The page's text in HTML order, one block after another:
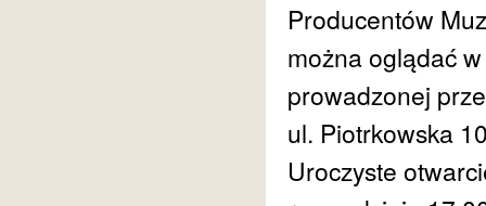
Producentów
można oglądać
prowadzonej
ul. Piotrkowska
Uroczyste